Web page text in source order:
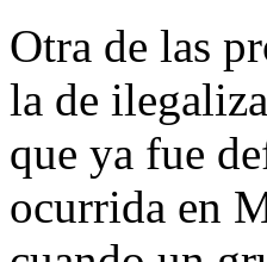
Otra de las
la de
que ya fue
ocurrida en